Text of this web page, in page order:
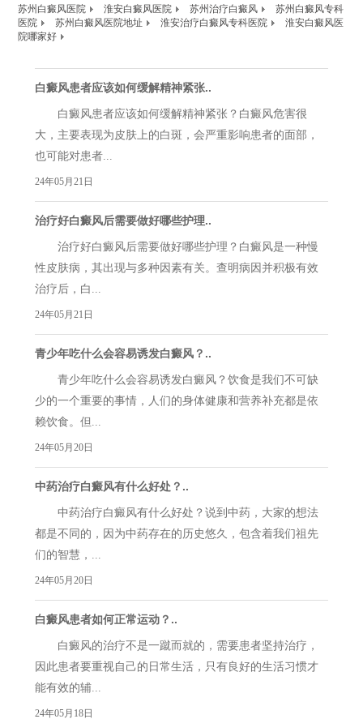
苏州白癜风医院 淮安白癜风医院 苏州治疗白癜风
苏州白癜风专科
医院
苏州白癜风医院地址 淮安治疗白癜风专科医院
淮安白癜风医
院哪家好
白癜风患者应该如何缓解精神紧张..
白癜风患者应该如何缓解精神紧张？白癜风危害很
大，主要表现为皮肤上的白斑，会严重影响患者的面部，
也可能对患者...
24年05月21日
治疗好白癜风后需要做好哪些护理..
治疗好白癜风后需要做好哪些护理？白癜风是一种慢
性皮肤病，其出现与多种因素有关。查明病因并积极有效
治疗后，白...
24年05月21日
青少年吃什么会容易诱发白癜风？..
青少年吃什么会容易诱发白癜风？饮食是我们不可缺
少的一个重要的事情，人们的身体健康和营养补充都是依
赖饮食。但...
24年05月20日
中药治疗白癜风有什么好处？..
中药治疗白癜风有什么好处？说到中药，大家的想法
都是不同的，因为中药存在的历史悠久，包含着我们祖先
们的智慧，...
24年05月20日
白癜风患者如何正常运动？..
白癜风的治疗不是一蹴而就的，需要患者坚持治疗，
因此患者要重视自己的日常生活，只有良好的生活习惯才
能有效的辅...
24年05月18日